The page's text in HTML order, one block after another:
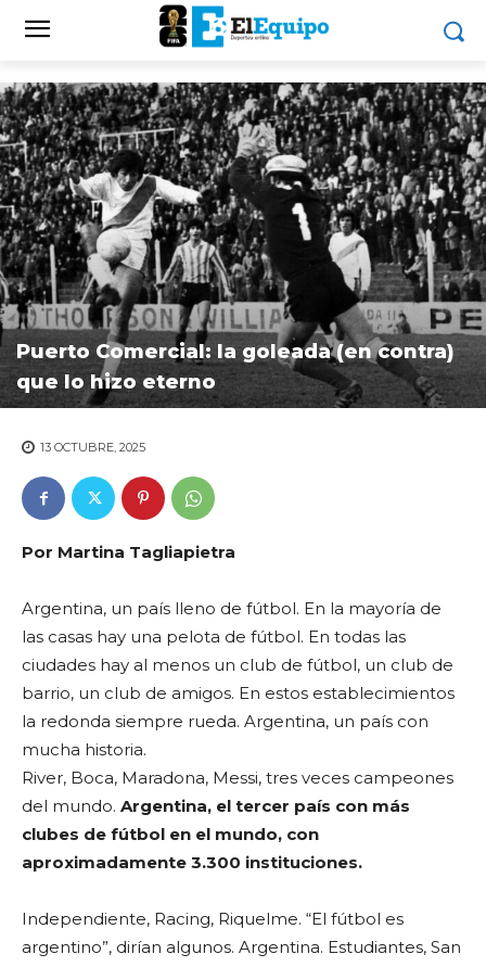
Puerto Comercial: la goleada (en contra)
que lo hizo eterno
13 OCTUBRE, 2025
Por Martina Tagliapietra
Argentina, un país lleno de fútbol. En la mayoría de
las casas hay una pelota de fútbol. En todas las
ciudades hay al menos un club de fútbol, un club de
barrio, un club de amigos. En estos establecimientos
la redonda siempre rueda. Argentina, un país con
mucha historia.
River, Boca, Maradona, Messi, tres veces campeones
del mundo. Argentina, el tercer país con más
clubes de fútbol en el mundo, con
aproximadamente 3.300 instituciones.
Independiente, Racing, Riquelme. “El fútbol es
argentino”, dirían algunos. Argentina. Estudiantes, San